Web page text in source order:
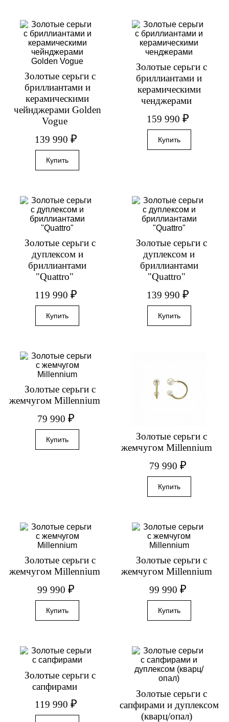
Золотые серьги с
бриллиантами и
керамическими
чейнджерами Golden
Vogue
139 990₽
Золотые серьги с
бриллиантами и
керамическими
ченджерами
159 990 ₽
Золотые серьги с
дуплексом и
бриллиантами
"Quattro"
119 990₽
Золотые серьги с
дуплексом и
бриллиантами
"Quattro"
139 990 ₽
Золотые серьги с
жемчугом Millennium
79 990₽
Золотые серьги с
жемчугом Millennium
79 990 ₽
Золотые серьги с
жемчугом Millennium
99 990₽
Золотые серьги с
жемчугом Millennium
99 990 ₽
Золотые серьги с
сапфирами
119 990₽
Золотые серьги с
сапфирами и дуплексом
(кварц/опал)